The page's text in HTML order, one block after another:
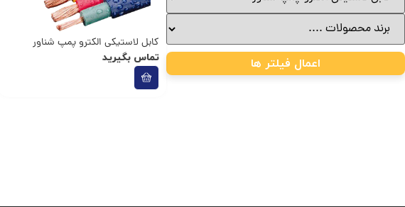
اعمال فیلتر ها
کابل لاستیکی الکترو پمپ شناور
تماس بگیرید